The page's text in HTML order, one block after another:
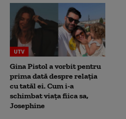
UTV
Gina Pistol a vorbit pentru
prima dată despre relația
cu tatăl ei. Cum i-a
schimbat viața fiica sa,
Josephine